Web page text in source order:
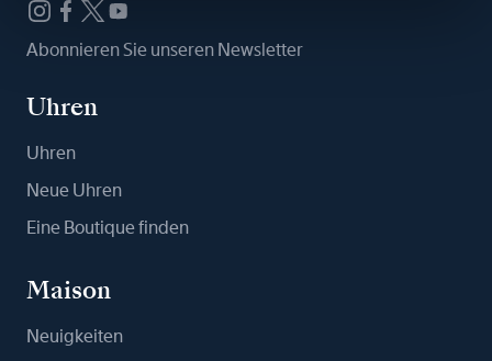
Abonnieren Sie unseren Newsletter
Uhren
Uhren
Neue Uhren
Eine Boutique finden
Maison
Neuigkeiten